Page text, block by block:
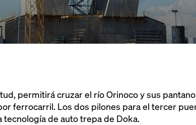
permitirá cruzar el río Orinoco y sus
ferrocarril. Los dos pilones para el tercer
de auto trepa de Doka.